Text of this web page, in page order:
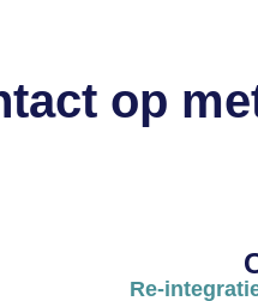
op
Re-